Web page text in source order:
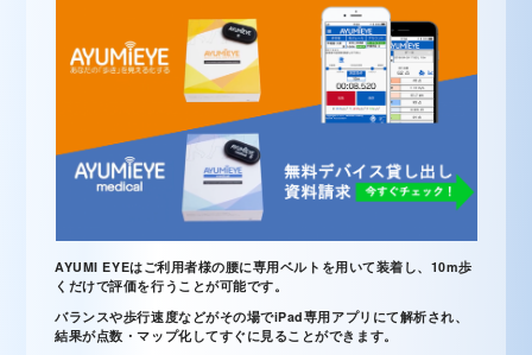
AYUMI EYEはご利用者様の腰に専用ベルトを用いて装着し、10m歩
くだけで評価を行うことが可能です。
バランスや歩行速度などがその場でiPad専用アプリにて解析され、
結果が点数・マップ化してすぐに見ることができます。